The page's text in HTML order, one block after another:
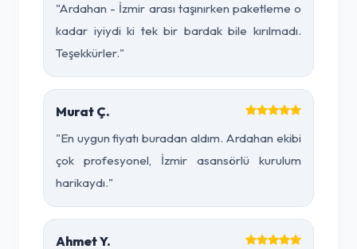
"Ardahan - İzmir arası taşınırken paketleme o
kadar iyiydi ki tek bir bardak bile kırılmadı.
Teşekkürler."
Murat Ç.
"En uygun fiyatı buradan aldım. Ardahan ekibi
çok profesyonel, İzmir asansörlü kurulum
harikaydı."
Ahmet Y.